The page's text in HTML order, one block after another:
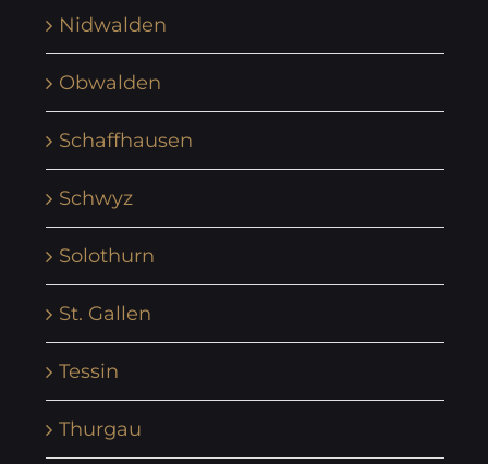
Nidwalden
Obwalden
Schaffhausen
Schwyz
Solothurn
St. Gallen
Tessin
Thurgau